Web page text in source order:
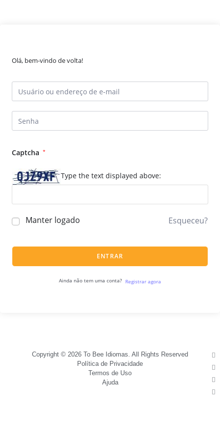
Olá, bem-vindo de volta!
Captcha *
Type the text displayed above:
Manter logado Esqueceu?
ENTRAR
Ainda não tem uma conta? Registrar agora
Copyright © 2026 To Bee Idiomas. All Rights Reserved
Política de Privacidade
Termos de Uso
Ajuda